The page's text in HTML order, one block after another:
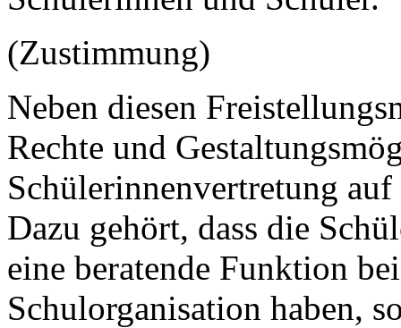
(Zustimmung)
Neben diesen
Rechte und
Schülerinnenvertretung
Dazu gehört, dass die
eine beratende Funktion
Schulorganisation haben,